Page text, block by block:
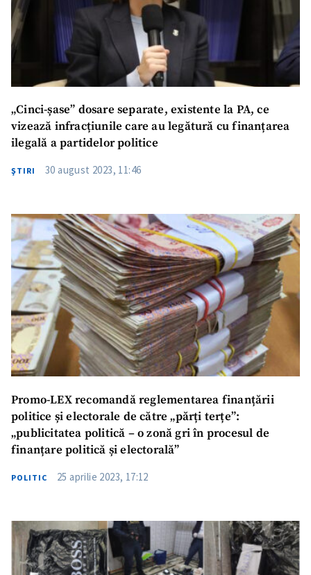
„Cinci-șase” dosare separate, existente la PA, ce
vizează infracțiunile care au legătură cu finanțarea
ilegală a partidelor politice
ŞTIRI 30 august 2023, 11:46
Promo-LEX recomandă reglementarea finanțării
politice și electorale de către „părți terțe”:
„publicitatea politică – o zonă gri în procesul de
finanțare politică și electorală”
POLITIC 25 aprilie 2023, 17:12